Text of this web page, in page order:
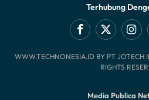
Terhubung
Facebook
X
(Twitter)
WWW.TECHNONESIA.ID BY PT
RIGHTS
Media Publica